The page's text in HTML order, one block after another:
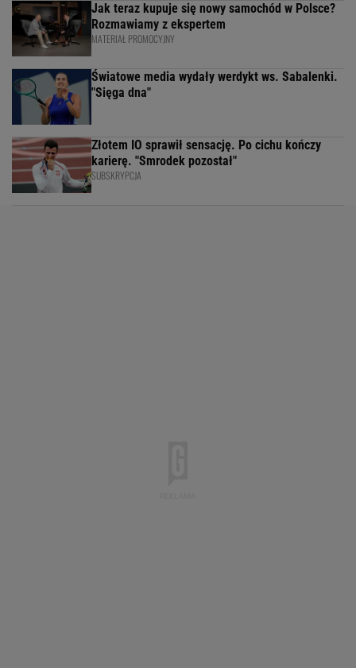
Jak teraz kupuje się nowy samochód w Polsce?
Rozmawiamy z ekspertem
MATERIAŁ PROMOCYJNY
Światowe media wydały werdykt ws. Sabalenki.
"Sięga dna"
Złotem IO sprawił sensację. Po cichu kończy
karierę. "Smrodek pozostał"
SUBSKRYPCJA